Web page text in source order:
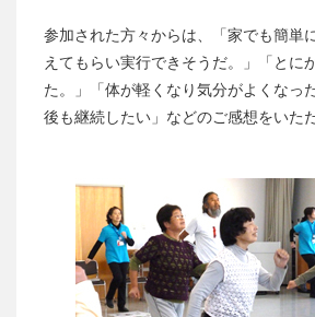
参加された方々からは、「家でも簡単
えてもらい実行できそうだ。」「とに
た。」「体が軽くなり気分がよくなっ
後も継続したい」などのご感想をいた